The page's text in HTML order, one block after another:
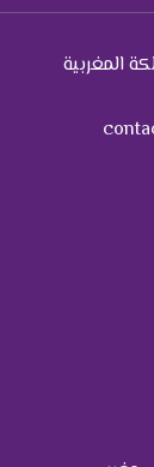
المغربية